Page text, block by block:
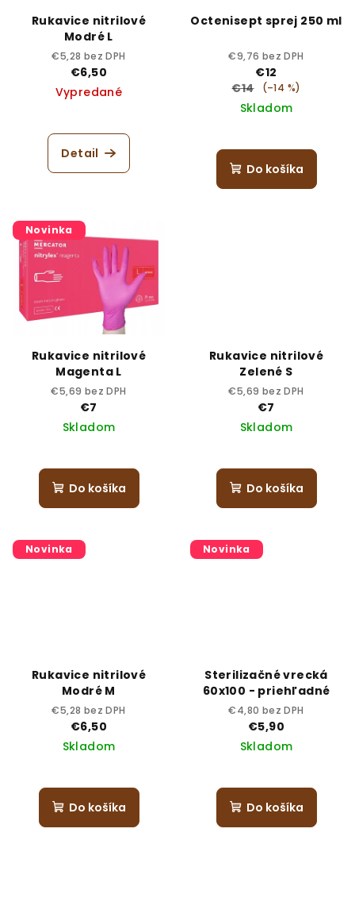
Rukavice nitrilové
Modré L
€5,28 bez DPH
€6,50
Vypredané
Detail
Octenisept sprej 250 ml
€9,76 bez DPH
€12
€14
(–14 %)
Skladom
Do košíka
Novinka
Rukavice nitrilové
Magenta L
€5,69 bez DPH
€7
Skladom
Do košíka
Rukavice nitrilové
Zelené S
€5,69 bez DPH
€7
Skladom
Do košíka
Novinka
Rukavice nitrilové
Modré M
€5,28 bez DPH
€6,50
Skladom
Do košíka
Novinka
Sterilizačné vrecká
60x100 - priehľadné
€4,80 bez DPH
€5,90
Skladom
Do košíka